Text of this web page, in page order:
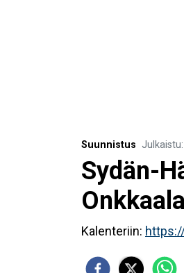
Suunnistus Julkaistu:
Sydän-
Kalenteriin: